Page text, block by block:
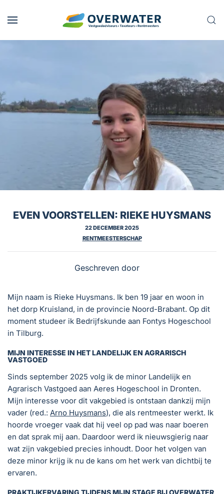
Skip to main content
EVEN VOORSTELLEN: RIEKE HUYSMANS
22 DECEMBER 2025
RENTMEESTERSCHAP
Geschreven door
Mijn naam is Rieke Huysmans. Ik ben 19 jaar en woon in
het dorp Kruisland, in de provincie Noord-Brabant. Op dit
moment studeer ik Bedrijfskunde aan Fontys Hogeschool
in Tilburg.
MIJN INTERESSE IN HET LANDELIJK EN AGRARISCH
VASTGOED
Sinds september 2025 volg ik de minor Landelijk en
Agrarisch Vastgoed aan Aeres Hogeschool in Dronten.
Mijn interesse voor dit vakgebied is ontstaan dankzij mijn
vader (red.: Arno Huysmans), die als rentmeester werkt. Ik
hoorde vroeger vaak dat hij veel op pad was naar boeren
en dat sprak mij aan. Daardoor werd ik nieuwsgierig naar
wat zijn vakgebied precies inhoudt. Door het volgen van
deze minor krijg ik nu de kans om het werk van dichtbij te
ervaren.
PRAKTIJKERVARING TIJDENS MIJN STAGE BIJ OVERWATER